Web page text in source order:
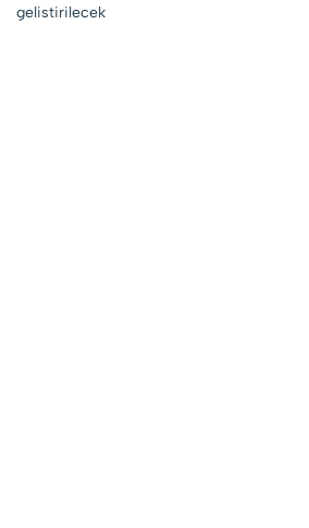
gelistirilecek